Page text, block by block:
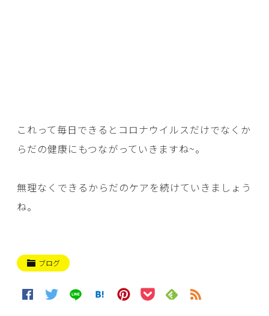
これって毎日できるとコロナウイルスだけでなくか
らだの健康にもつながっていきますね~。
無理なくできるからだのケアを続けていきましょう
ね。
ブログ